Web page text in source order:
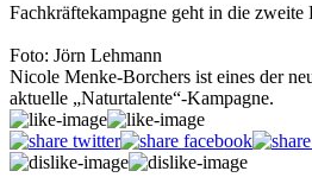
Fachkräftekampagne geht in die
Foto: Jörn Lehmann
Nicole Menke-Borchers ist eines der
aktuelle „Naturtalente“-Kampagne.